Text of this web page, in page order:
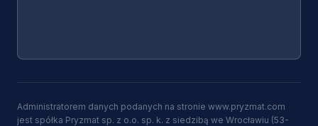
Administratorem danych podanych na stronie www.pryzmat.com
jest spółka Pryzmat sp. z o.o. sp. k. z siedzibą we Wrocławiu (53-